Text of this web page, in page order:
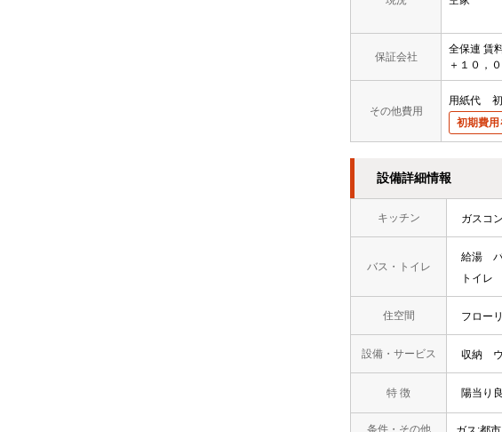
保証会社
全保連 賃
＋１０，
その他費用
用紙代
初期費用
設備詳細情報
キッチン ガスコ
バス・トイレ
給湯
トイレ
住空間 フロー
設備・サービス 収納
特 徴 陽当り